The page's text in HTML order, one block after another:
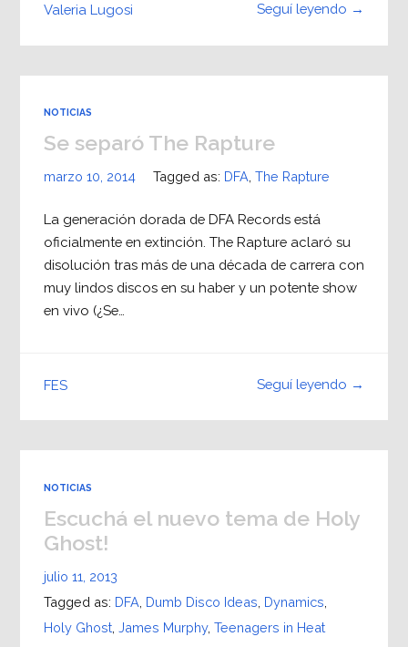
Seguí leyendo →
Valeria Lugosi
NOTICIAS
Se separó The Rapture
marzo 10, 2014 Tagged as: DFA The Rapture
La generación dorada de DFA Records está
oficialmente en extinción. The Rapture aclaró su
disolución tras más de una década de carrera con
muy lindos discos en su haber y un potente show
en vivo (¿Se…
Seguí leyendo →
FES
NOTICIAS
Escuchá el nuevo tema de Holy
Ghost!
julio 11, 2013
Tagged as: DFA Dumb Disco Ideas Dynamics
Holy Ghost, James Murphy, Teenagers in Heat